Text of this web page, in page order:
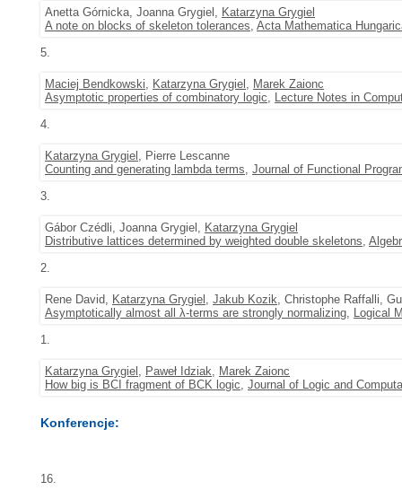
Anetta Górnicka, Joanna Grygiel, Katarzyna Grygiel
A note on blocks of skeleton tolerances, Acta Mathematica
5.
Maciej Bendkowski, Katarzyna Grygiel , Marek Zaionc
Asymptotic properties of combinatory logic, Lecture Notes in
4.
Katarzyna Grygiel , Pierre Lescanne
Counting and generating lambda terms, Journal of Functional
3.
Gábor Czédli, Joanna Grygiel, Katarzyna Grygiel
Distributive lattices determined by weighted double skeletons,
2.
Rene David, Katarzyna Grygiel , Jakub Kozik, Christophe Raffalli,
Asymptotically almost all λ-terms are strongly normalizing, Logical
1.
Katarzyna Grygiel , Paweł Idziak, Marek Zaionc
How big is BCI fragment of BCK logic, Journal of Logic and
Konferencje:
16.